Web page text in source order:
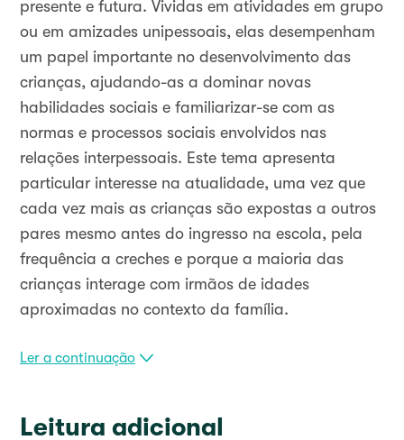
presente e futura. Vividas em atividades em grupo
ou em amizades unipessoais, elas desempenham
um papel importante no desenvolvimento das
crianças, ajudando-as a dominar novas
habilidades sociais e familiarizar-se com as
normas e processos sociais envolvidos nas
relações interpessoais. Este tema apresenta
particular interesse na atualidade, uma vez que
cada vez mais as crianças são expostas a outros
pares mesmo antes do ingresso na escola, pela
frequência a creches e porque a maioria das
crianças interage com irmãos de idades
aproximadas no contexto da família.
Ler a continuação
Leitura adicional